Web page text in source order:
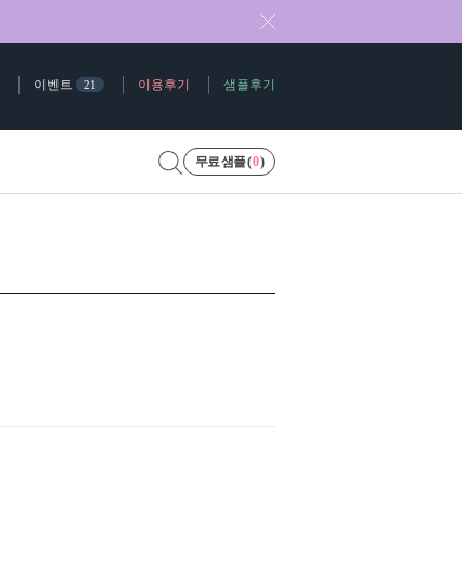
이벤트 21 이용후기 샘플후기
무료 샘플 (0)